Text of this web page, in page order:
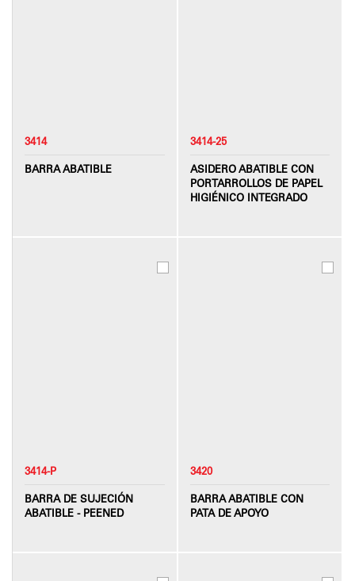
3414
BARRA ABATIBLE
3414-25
ASIDERO ABATIBLE CON
PORTARROLLOS DE PAPEL
HIGIÉNICO INTEGRADO
3414-P
BARRA DE SUJECIÓN
ABATIBLE - PEENED
3420
BARRA ABATIBLE CON
PATA DE APOYO